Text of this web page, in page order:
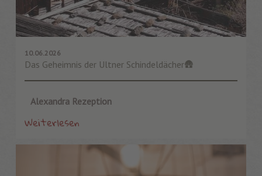
10.06.2026
Das Geheimnis der Ultner Schindeldächer🛖
Alexandra Rezeption
Weiterlesen